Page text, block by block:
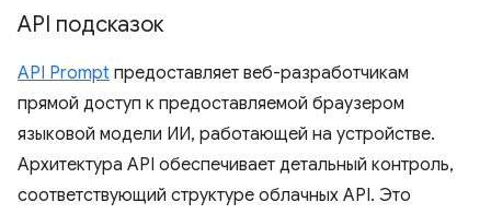
API подсказок
API Prompt предоставляет веб-разработчикам
прямой доступ к предоставляемой браузером
языковой модели ИИ, работающей на устройстве.
Архитектура API обеспечивает детальный контроль,
соответствующий структуре облачных API. Это